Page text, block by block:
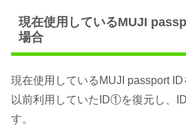
現在使用しているMUJI
場合
現在使用しているMUJI passport
以前利用していたID①を復元し、
す。